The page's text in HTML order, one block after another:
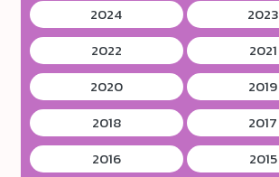
2024
2023
2022
2021
2020
2019
2018
2017
2016
2015